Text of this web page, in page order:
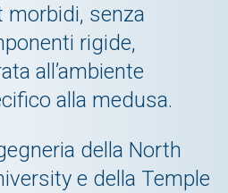
morbidi, senza
rigide,
all’ambiente
alla medusa.
della North
e della Temple